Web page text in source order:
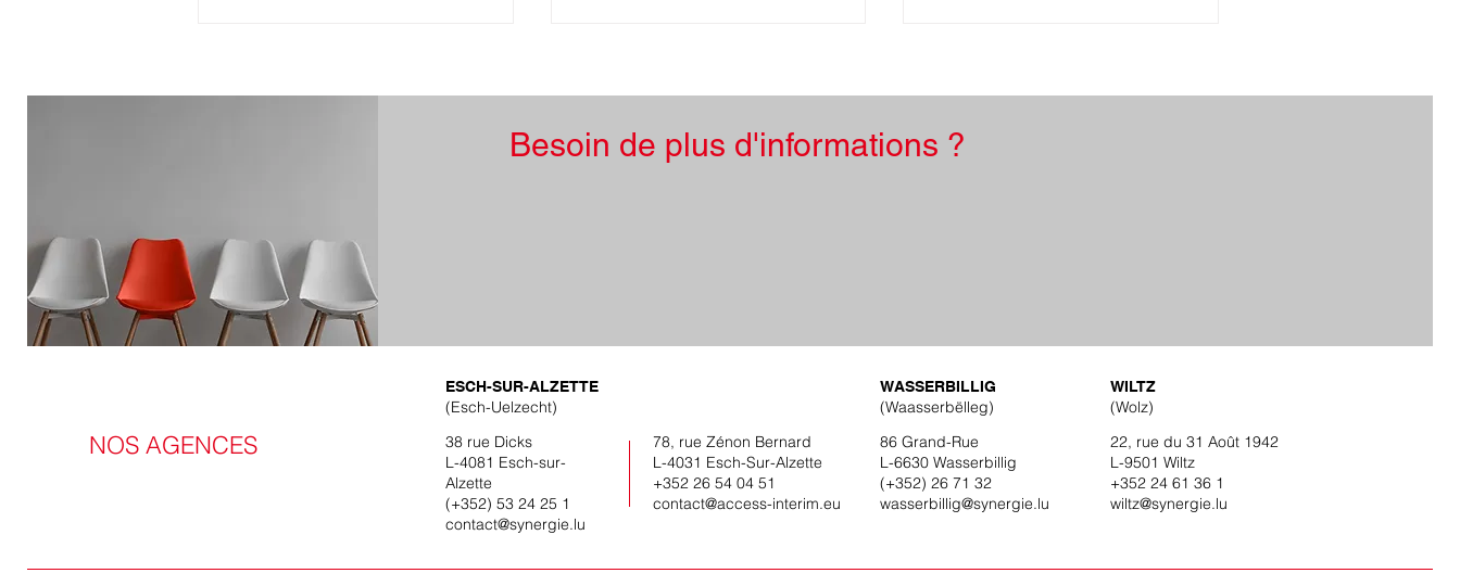
FENSTERMONTEUR (m-w-
Besoin de plus d'informations ?
NOS AGENCES
ESCH-SUR-ALZETTE
(Esch-Uelzecht)
38 rue Dicks
L-4081 Esch-sur-
Alzette
(+352) 53 24 25 1
contact@synergie.lu
78, rue Zénon Bernard
L-4031 Esch-Sur-Alzette
+352 26 54 04 51
contact@access-interim.eu
WASSERBILLIG
(Waasserbëlleg)
86 Grand-Rue
L-6630 Wasserbillig
(+352) 26 71 32
wasserbillig@synergie.lu
WILTZ
(Wolz)
22, rue du 31 Août 1942
L-9501 Wiltz
+352 24 61 36 1
wiltz@synergie.lu